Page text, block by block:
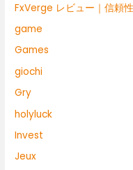
FxVerge レビュー｜信頼
game
Games
giochi
Gry
holyluck
Invest
Jeux